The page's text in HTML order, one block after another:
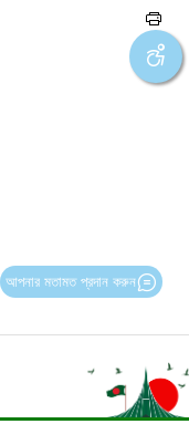
আপনার মতামত প্রদান করুন